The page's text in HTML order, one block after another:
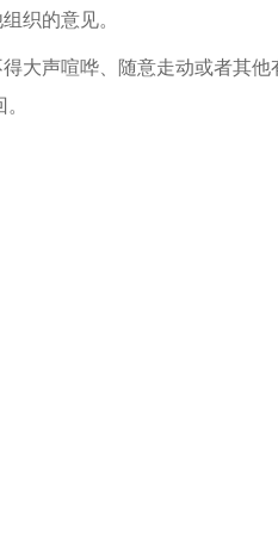
织的意见。
大声喧哗、随意走动或者其